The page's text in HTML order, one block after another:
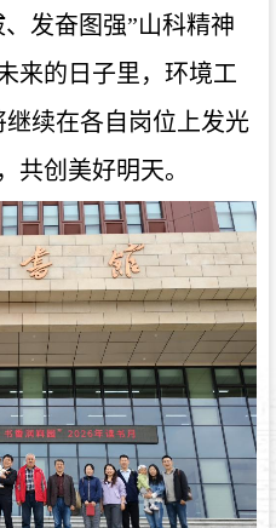
、发奋图强”山科精神
来的日子里，环境工
继续在各自岗位上发光
共创美好明天。